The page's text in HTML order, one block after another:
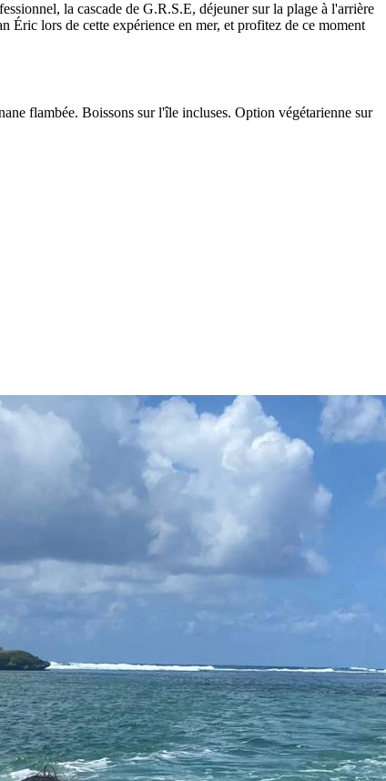
la cascade de G.R.S.E, déjeuner sur la plage à l'arrière
Éric lors de cette expérience en mer, et profitez de ce moment
flambée. Boissons sur l'île incluses. Option végétarienne sur